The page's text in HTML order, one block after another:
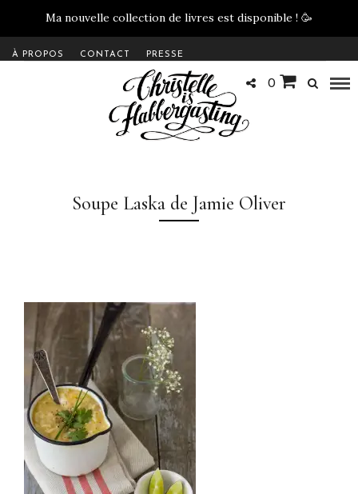
Ma nouvelle collection de livres est disponible ! 🥳
À PROPOS CONTACT PRESSE
0
Soupe Laska de Jamie Oliver